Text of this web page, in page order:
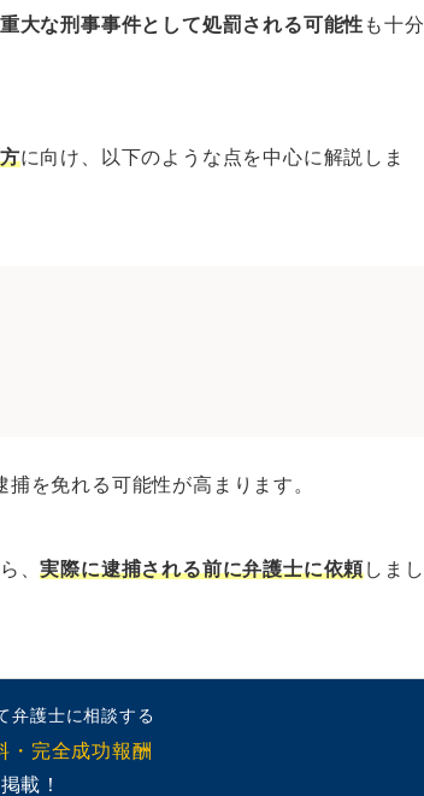
る
大な刑事事件として処罰される可能性 も十分
に向け、以下のような点を中心に解説しま
を免れる可能性が高まります。
、実際に逮捕される前に弁護士に依頼しまし
弁護士に相談する
・完全成功報酬
載！